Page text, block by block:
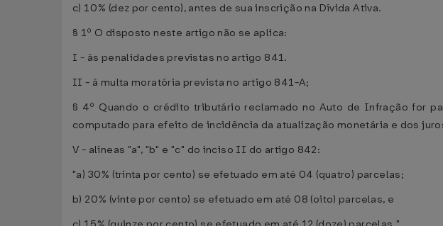
c) 10% (dez por cento), antes de sua inscrição na Dívida Ativa.
§ 1º O disposto neste artigo não se aplica:
I - às penalidades previstas no artigo 841.
II - à multa moratória prevista no artigo 841-A;
§ 4º Quando o crédito tributário reclamado no Auto de Infração for
computado para efeito de incidência da atualização monetária e dos
V - alíneas "a", "b" e "c" do inciso II do artigo 842:
"a) 30% (trinta por cento) se efetuado em até 04 (quatro) parcelas;
b) 20% (vinte por cento) se efetuado em até 08 (oito) parcelas, e